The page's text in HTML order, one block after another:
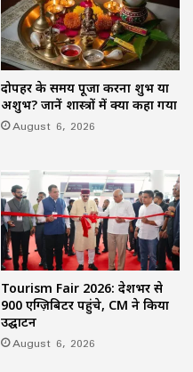
दोपहर के समय पूजा करना शुभ या
अशुभ? जानें शास्त्रों में क्या कहा गया
August 6, 2026
Tourism Fair 2026: देशभर से
900 एग्ज़िबिटर पहुंचे, CM ने किया
उद्घाटन
August 6, 2026